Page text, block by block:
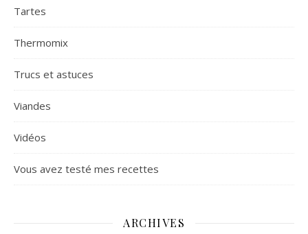
Tartes
Thermomix
Trucs et astuces
Viandes
Vidéos
Vous avez testé mes recettes
ARCHIVES